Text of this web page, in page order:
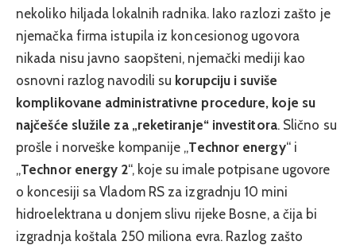
nekoliko hiljada lokalnih radnika. Iako razlozi zašto je
njemačka firma istupila iz koncesionog ugovora
nikada nisu javno saopšteni, njemački mediji kao
osnovni razlog navodili su korupciju i suviše
komplikovane administrativne procedure, koje su
najčešće služile za „reketiranje“ investitora. Slično su
prošle i norveške kompanije „Technor energy“ i
„Technor energy 2“, koje su imale potpisane ugovore
o koncesiji sa Vladom RS za izgradnju 10 mini
hidroelektrana u donjem slivu rijeke Bosne, a čija bi
izgradnja koštala 250 miliona evra. Razlog zašto